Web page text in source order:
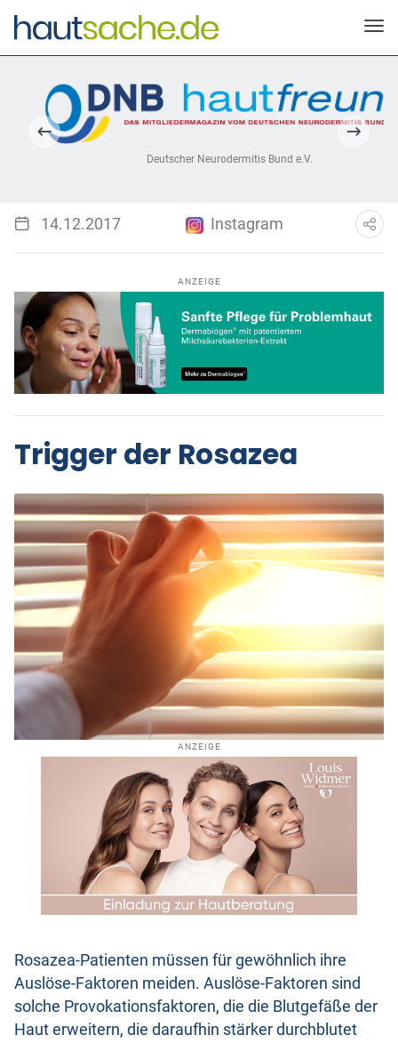
Deutscher Neurodermitis Bund e.V.
14.12.2017 Instagram
ANZEIGE
Trigger der Rosazea
ANZEIGE
Rosazea-Patienten müssen für gewöhnlich ihre
Auslöse-Faktoren meiden. Auslöse-Faktoren sind
solche Provokationsfaktoren, die die Blutgefäße der
Haut erweitern, die daraufhin stärker durchblutet